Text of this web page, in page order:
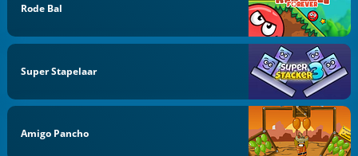
Rode Bal
Super Stapelaar
Amigo Pancho